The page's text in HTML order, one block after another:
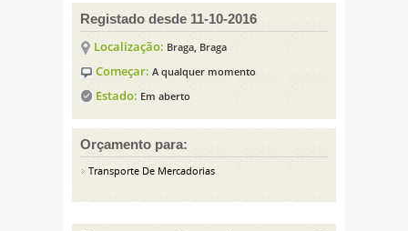
Registado desde 11-10-2016
Localização: Braga, Braga
Começar: A qualquer momento
Estado: Em aberto
Orçamento para:
Transporte De Mercadorias